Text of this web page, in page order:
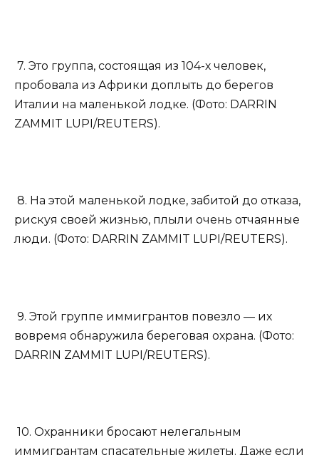
7. Это группа, состоящая из 104-х человек,
пробовала из Африки доплыть до берегов
Италии на маленькой лодке. (Фото: DARRIN
ZAMMIT LUPI/REUTERS).
8. На этой маленькой лодке, забитой до отказа,
рискуя своей жизнью, плыли очень отчаянные
люди. (Фото: DARRIN ZAMMIT LUPI/REUTERS).
9. Этой группе иммигрантов повезло — их
вовремя обнаружила береговая охрана. (Фото:
DARRIN ZAMMIT LUPI/REUTERS).
10. Охранники бросают нелегальным
иммигрантам спасательные жилеты. Даже если